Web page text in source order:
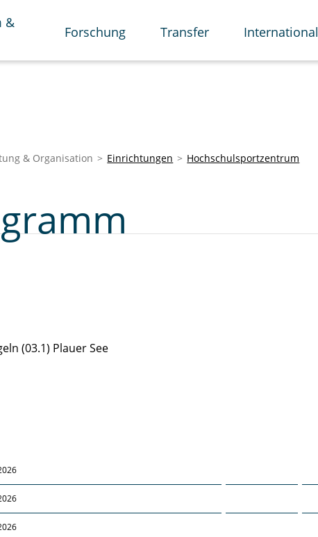
&
Forschung Transfer International
& Organisation Einrichtungen Hochschulsportzentrum
(03.1) Plauer See